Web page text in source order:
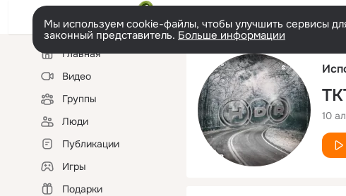
Мы используем cookie-файлы, чтобы улучшить сервисы
законный представитель. Больше информации
Левая
колонкаГлавная
Видео
Группы
Люди
Публикации
Игры
Подарки
10